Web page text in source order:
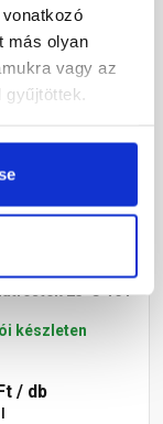
más olyan
vagy az
gyűjtöttek.
25-C 16 l
készleten
/ db